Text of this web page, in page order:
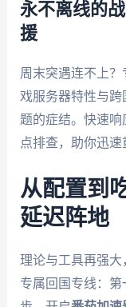
永不离线的
援
周末突遇连不上
戏服务器特性与跨
题的症结。快速
点排查，助你迅速
从配置到
延迟阵地
理论与工具再强
专属回国专线：